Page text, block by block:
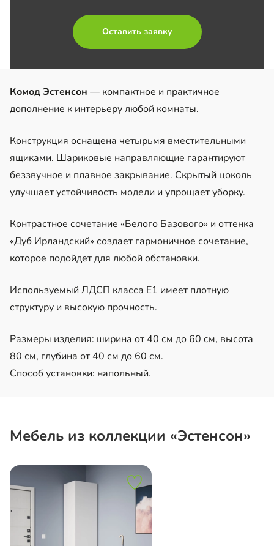
Оставить заявку
Комод Эстенсон — компактное и практичное
дополнение к интерьеру любой комнаты.
Конструкция оснащена четырьмя вместительными
ящиками. Шариковые направляющие гарантируют
беззвучное и плавное закрывание. Скрытый цоколь
улучшает устойчивость модели и упрощает уборку.
Контрастное сочетание «Белого Базового» и оттенка
«Дуб Ирландский» создает гармоничное сочетание,
которое подойдет для любой обстановки.
Используемый ЛДСП класса Е1 имеет плотную
структуру и высокую прочность.
Размеры изделия: ширина от 40 см до 60 см, высота
80 см, глубина от 40 см до 60 см.
Способ установки: напольный.
Мебель из коллекции «Эстенсон»